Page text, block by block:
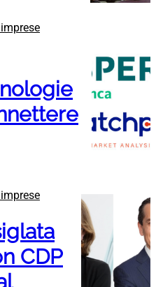
CDP